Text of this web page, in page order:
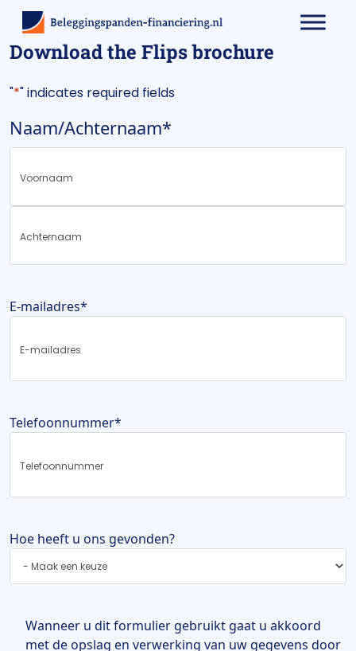
Download the Flips brochure
"*" indicates required fields
Naam/Achternaam*
E-mailadres*
Telefoonnummer*
Hoe heeft u ons gevonden?
Instemming*
Wanneer u dit formulier gebruikt gaat u akkoord
met de opslag en verwerking van uw gegevens door